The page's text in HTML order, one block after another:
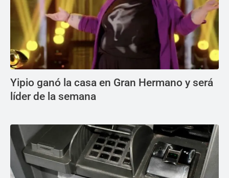
Yipio ganó la casa en Gran Hermano y será
líder de la semana